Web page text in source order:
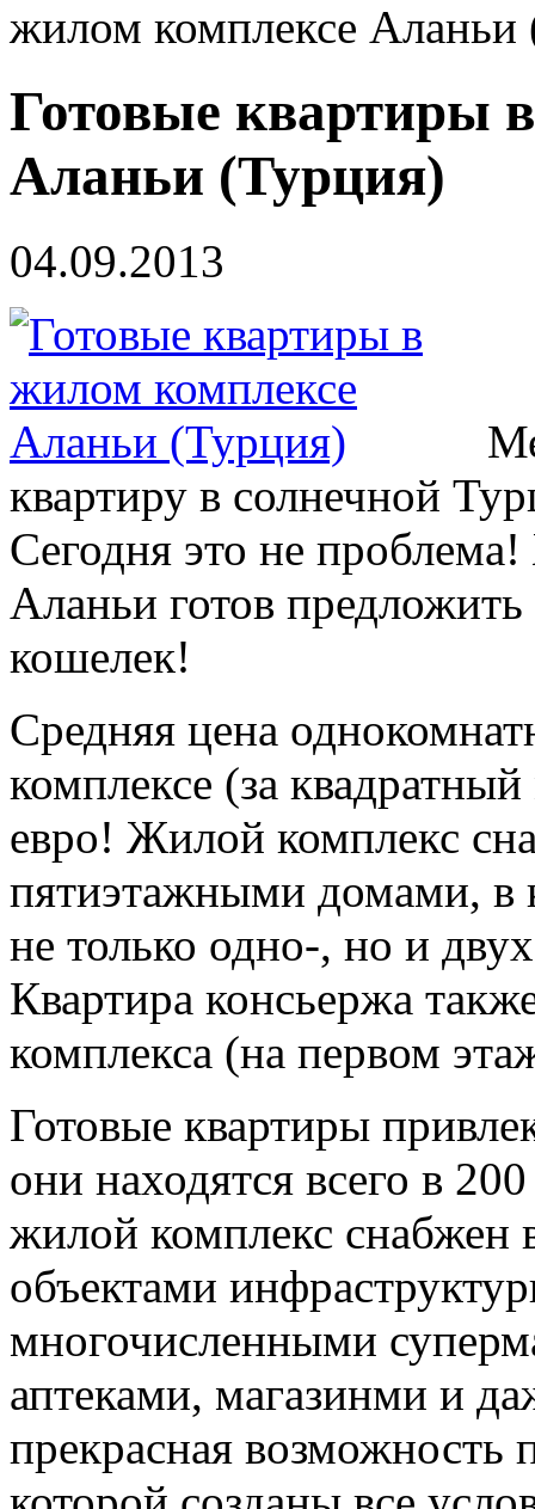
жилом комплексе Аланьи
Готовые квартиры
Аланьи (Турция)
04.09.2013
квартиру в солнечной
Сегодня это не
Аланьи готов
кошелек!
Средняя цена
комплексе (за
евро! Жилой комплекс
пятиэтажными домами, в
не только одно-, но и
Квартира консьержа
комплекса (на первом
Готовые квартиры
они находятся всего в
жилой комплекс
объектами
многочисленными
аптеками, магазинми и
прекрасная возможность